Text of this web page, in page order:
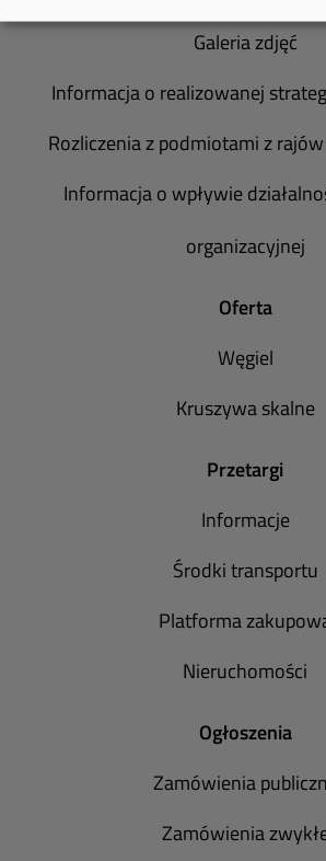
Galeria zdjęć
Informacja o realizowanej
Rozliczenia z podmiotami z
Informacja o wpływie
organizacyjnej
Oferta
Węgiel
Kruszywa skalne
Przetargi
Informacje
Środki transportu
Platforma
Nieruchomości
Ogłoszenia
Zamówienia
Zamówienia